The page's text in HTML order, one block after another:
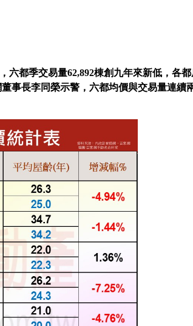
，六都季交易量62,892棟創九年來新低，各
長李同榮示警，六都均價與交易量連續